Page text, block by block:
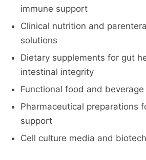
immune support
Clinical nutrition and
solutions
Dietary supplements for gut
intestinal integrity
Functional food and
Pharmaceutical preparations
support
Cell culture media and